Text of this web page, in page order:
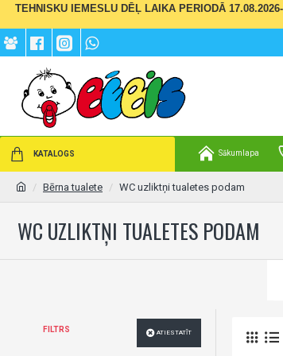
TEHNISKU IEMESLU DĒĻ LAIKA PERIODĀ
KATALOGS Sākumlapa
Bērna tualete WC uzliktņi tualetes podam
WC UZLIKTŅI TUALETES PODAM
FILTRS ATIESTATĪT